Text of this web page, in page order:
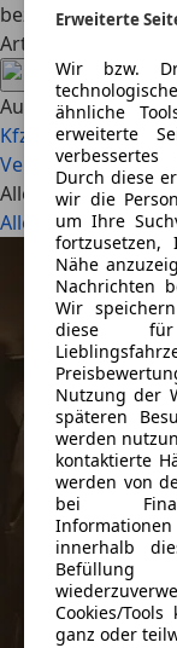
Erweiterte
Wir bzw.
ähnliche
erweiterte
Durch diese
wir die
um Ihre
Nähe
Nachrichten
Wir
diese für
Nutzung der
späteren
werden
kontaktierte
werden von
bei
innerhalb
Befüllung
Cookies/
ganz oder
bezahlt, spielt
Artikel teilen
Auch interessant
Kfz-
Alle Artikel
Alle ansehen